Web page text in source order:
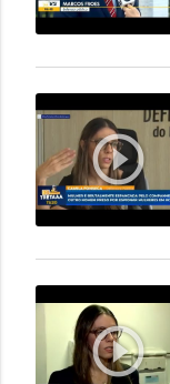
play_circle_outline
play_circle_outline